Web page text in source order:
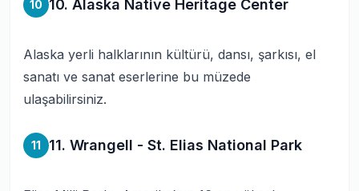
10 10. Alaska Native Heritage Center
Alaska yerli halklarının kültürü, dansı, şarkısı, el
sanatı ve sanat eserlerine bu müzede
ulaşabilirsiniz.
11 11. Wrangell - St. Elias National Park